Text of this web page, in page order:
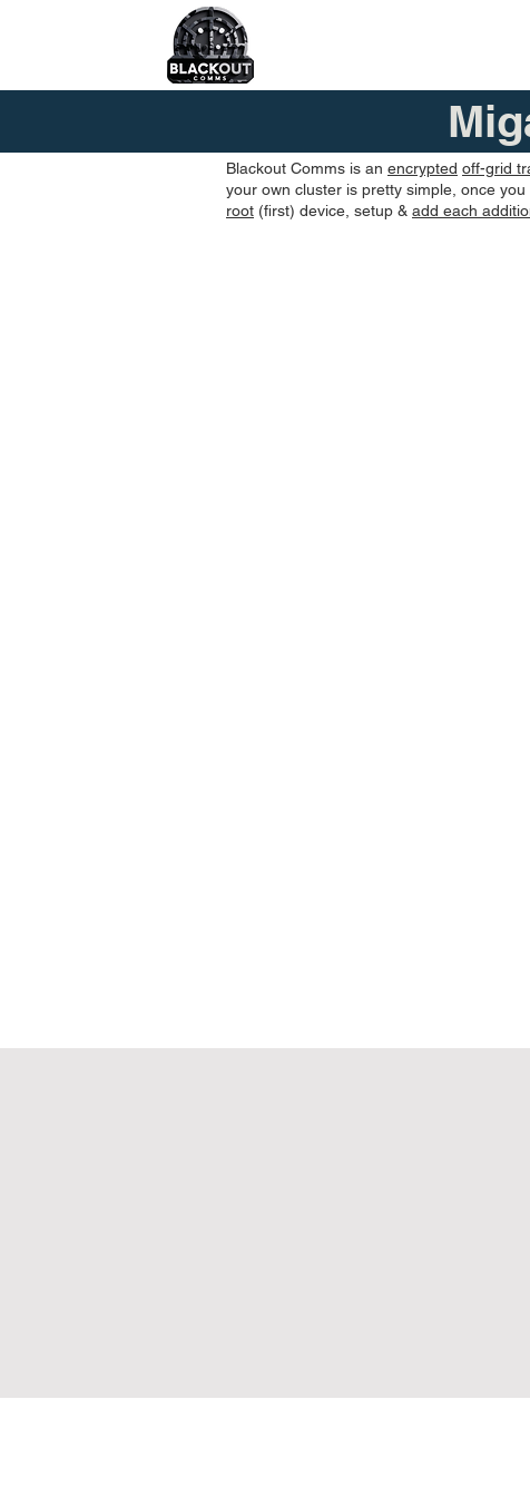
Blackout Comms is an encrypted off-grid
your own cluster is pretty simple, once you
root (first) device, setup & add each